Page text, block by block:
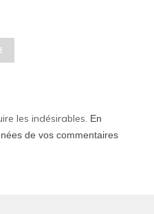
les indésirables. En
de vos commentaires